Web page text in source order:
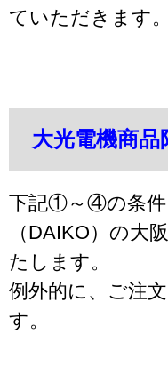
ていただきます。
大光電機商品
下記①～④の条件
（DAIKO）の大
たします。
例外的に、ご注
す。